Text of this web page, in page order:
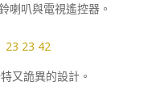
喇叭與電視遙控器。
又詭異的設計。